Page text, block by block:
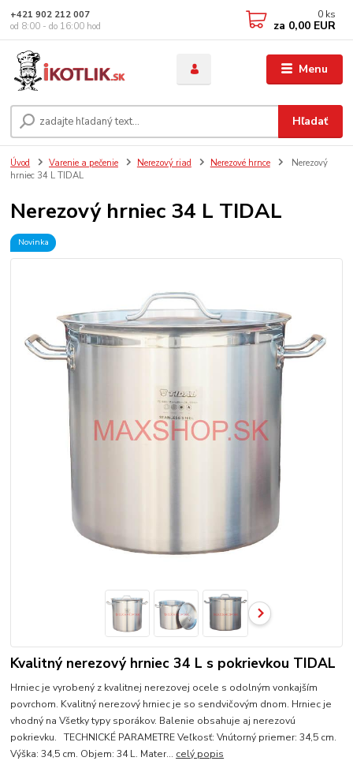
Menu
Hľadať
+421 902 212 007
od 8:00 - do 16:00 hod
0 ks
za 0,00 EUR
Úvod Varenie a pečenie Nerezový riad Nerezové hrnce
Nerezový
hrniec 34 L TIDAL
Nerezový hrniec 34 L TIDAL
Novinka
Kvalitný nerezový hrniec 34 L s pokrievkou TIDAL
Hrniec je vyrobený z kvalitnej nerezovej ocele s odolným vonkajším
povrchom. Kvalitný nerezový hrniec je so sendvičovým dnom. Hrniec je
vhodný na Všetky typy sporákov. Balenie obsahuje aj nerezovú
pokrievku. TECHNICKÉ PARAMETRE Veľkosť: Vnútorný priemer: 34,5 cm.
Výška: 34,5 cm. Objem: 34 L. Mater... celý popis